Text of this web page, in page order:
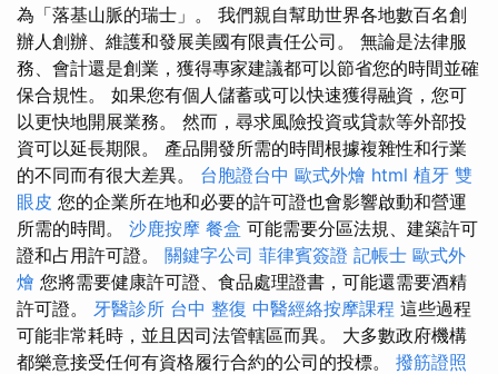
為「落基山脈的瑞士」。 我們親自幫助世界各地數百名創
辦人創辦、維護和發展美國有限責任公司。 無論是法律服
務、會計還是創業，獲得專家建議都可以節省您的時間並確
保合規性。 如果您有個人儲蓄或可以快速獲得融資，您可
以更快地開展業務。 然而，尋求風險投資或貸款等外部投
資可以延長期限。 產品開發所需的時間根據複雜性和行業
的不同而有很大差異。 台胞證台中 歐式外燴 html 植牙 雙
眼皮 您的企業所在地和必要的許可證也會影響啟動和營運
所需的時間。 沙鹿按摩 餐盒 可能需要分區法規、建築許可
證和占用許可證。 關鍵字公司 菲律賓簽證 記帳士 歐式外
燴 您將需要健康許可證、食品處理證書，可能還需要酒精
許可證。 牙醫診所 台中 整復 中醫經絡按摩課程 這些過程
可能非常耗時，並且因司法管轄區而異。 大多數政府機構
都樂意接受任何有資格履行合約的公司的投標。 撥筋證照